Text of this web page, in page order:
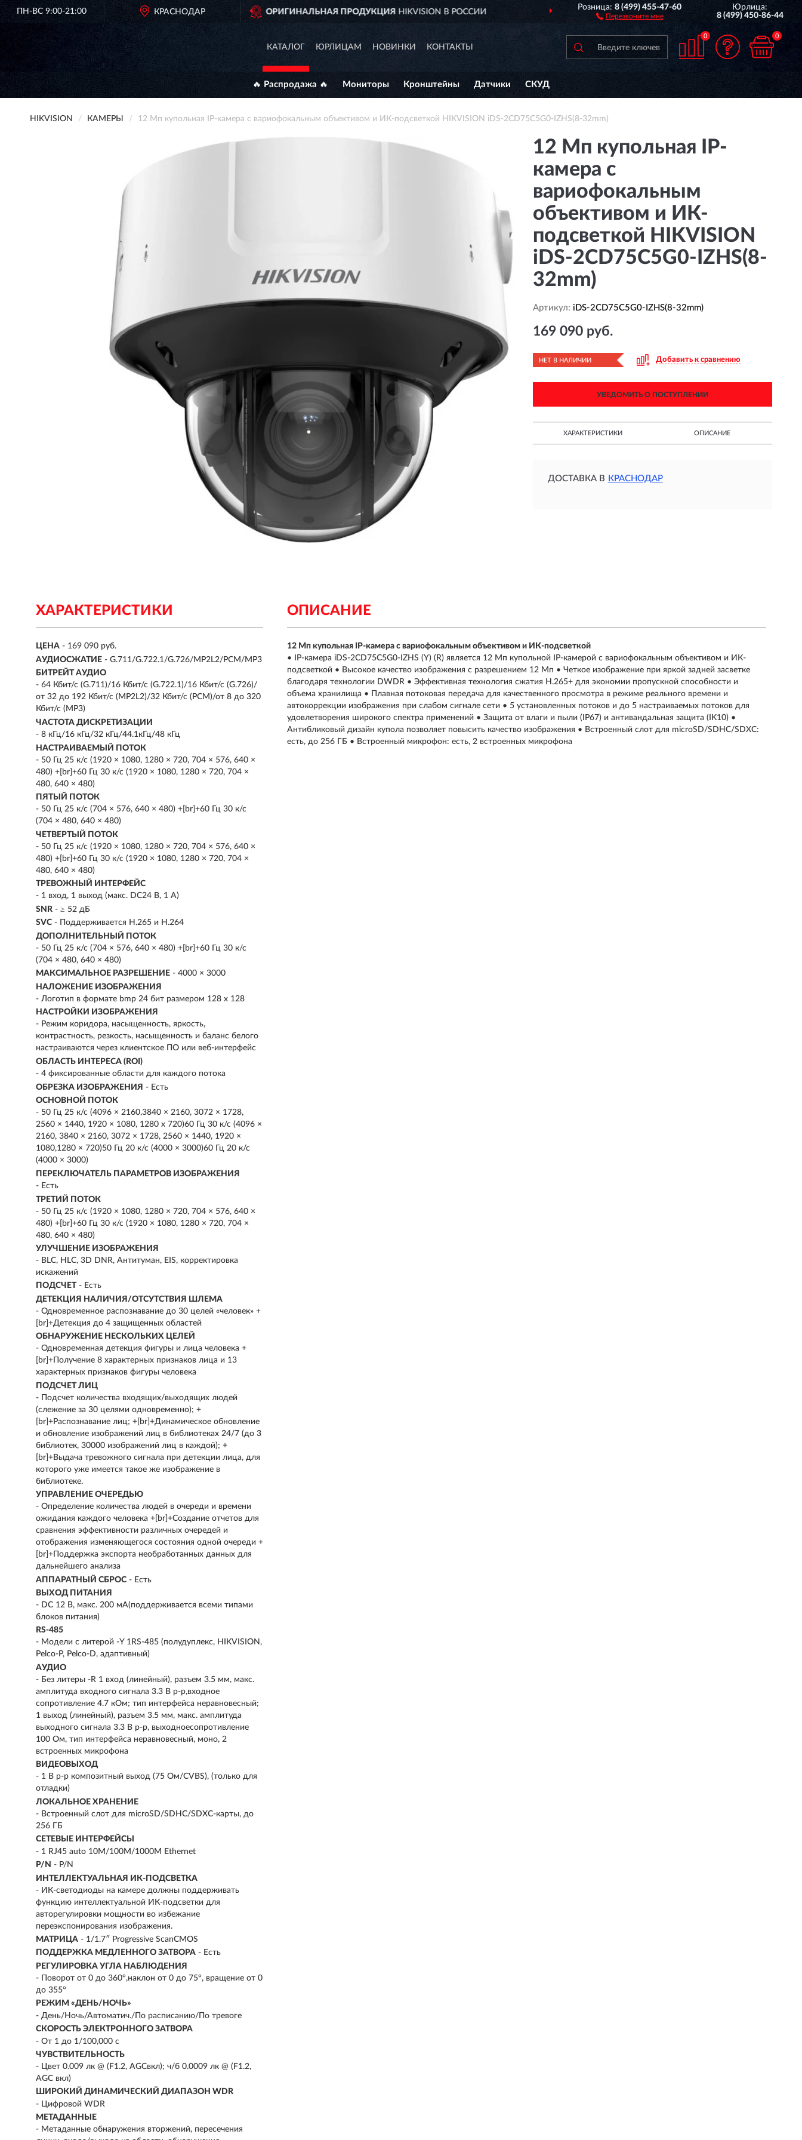
ПН-ВС 9:00-21:00 КРАСНОДАР
ОРИГИНАЛЬНАЯ ПРОДУКЦИЯ HIKVISION В РОССИИ ДОСТАВИМПО ВСЕЙ РОССИИ ПОЛНЫЙ
Розница:8 (499) 455-47-60
Перезвоните мне
Юрлица:
8 (499) 450-86-44
КАТАЛОГ ЮРЛИЦАМ НОВИНКИ КОНТАКТЫ
0 0
🔥 Распродажа 🔥 Мониторы Кронштейны Датчики СКУД
HIKVISION КАМЕРЫ 12 Мп купольная IP-камера с вариофокальным объективом и ИК-подсветкой HIKVISION iDS-2CD75C5G0-IZHS(8-32mm)
12 Мп купольная IP-
камера с
вариофокальным
объективом и ИК-
подсветкой HIKVISION
iDS-2CD75C5G0-IZHS(8-
32mm)
Артикул: iDS-2CD75C5G0-IZHS(8-32mm)
169 090 руб.
НЕТ В НАЛИЧИИ Добавить к сравнению
УВЕДОМИТЬ О ПОСТУПЛЕНИИ
ХАРАКТЕРИСТИКИ ОПИСАНИЕ
ДОСТАВКА В КРАСНОДАР
ХАРАКТЕРИСТИКИ
ЦЕНА - 169 090 руб.
АУДИОСЖАТИЕ - G.711/G.722.1/G.726/MP2L2/PCM/MP3
БИТРЕЙТ АУДИО
- 64 Кбит/с (G.711)/16 Кбит/с (G.722.1)/16 Кбит/с (G.726)/
от 32 до 192 Кбит/с (MP2L2)/32 Кбит/с (PCM)/от 8 до 320
Кбит/с (MP3)
ЧАСТОТА ДИСКРЕТИЗАЦИИ
- 8 кГц/16 кГц/32 кГц/44.1кГц/48 кГц
НАСТРАИВАЕМЫЙ ПОТОК
- 50 Гц 25 к/с (1920 × 1080, 1280 × 720, 704 × 576, 640 ×
480) +[br]+60 Гц 30 к/с (1920 × 1080, 1280 × 720, 704 ×
480, 640 × 480)
ПЯТЫЙ ПОТОК
- 50 Гц 25 к/с (704 × 576, 640 × 480) +[br]+60 Гц 30 к/с
(704 × 480, 640 × 480)
ЧЕТВЕРТЫЙ ПОТОК
- 50 Гц 25 к/с (1920 × 1080, 1280 × 720, 704 × 576, 640 ×
480) +[br]+60 Гц 30 к/с (1920 × 1080, 1280 × 720, 704 ×
480, 640 × 480)
ТРЕВОЖНЫЙ ИНТЕРФЕЙС
- 1 вход, 1 выход (макс. DC24 В, 1 A)
SNR - ≥ 52 дБ
SVC - Поддерживается H.265 и H.264
ДОПОЛНИТЕЛЬНЫЙ ПОТОК
- 50 Гц 25 к/с (704 × 576, 640 × 480) +[br]+60 Гц 30 к/с
(704 × 480, 640 × 480)
МАКСИМАЛЬНОЕ РАЗРЕШЕНИЕ - 4000 × 3000
НАЛОЖЕНИЕ ИЗОБРАЖЕНИЯ
- Логотип в формате bmp 24 бит размером 128 х 128
НАСТРОЙКИ ИЗОБРАЖЕНИЯ
- Режим коридора, насыщенность, яркость,
контрастность, резкость, насыщенность и баланс белого
настраиваются через клиентское ПО или веб-интерфейс
ОБЛАСТЬ ИНТЕРЕСА (ROI)
- 4 фиксированные области для каждого потока
ОБРЕЗКА ИЗОБРАЖЕНИЯ - Есть
ОСНОВНОЙ ПОТОК
- 50 Гц 25 к/с (4096 × 2160,3840 × 2160, 3072 × 1728,
2560 × 1440, 1920 × 1080, 1280 x 720)60 Гц 30 к/с (4096 ×
2160, 3840 × 2160, 3072 × 1728, 2560 × 1440, 1920 ×
1080,1280 × 720)50 Гц 20 к/с (4000 × 3000)60 Гц 20 к/с
(4000 × 3000)
ПЕРЕКЛЮЧАТЕЛЬ ПАРАМЕТРОВ ИЗОБРАЖЕНИЯ
- Есть
ТРЕТИЙ ПОТОК
- 50 Гц 25 к/с (1920 × 1080, 1280 × 720, 704 × 576, 640 ×
480) +[br]+60 Гц 30 к/с (1920 × 1080, 1280 × 720, 704 ×
480, 640 × 480)
УЛУЧШЕНИЕ ИЗОБРАЖЕНИЯ
- BLC, HLC, 3D DNR, Антитуман, EIS, корректировка
искажений
ПОДСЧЕТ - Есть
ДЕТЕКЦИЯ НАЛИЧИЯ/ОТСУТСТВИЯ ШЛЕМА
- Одновременное распознавание до 30 целей «человек» +
[br]+Детекция до 4 защищенных областей
ОБНАРУЖЕНИЕ НЕСКОЛЬКИХ ЦЕЛЕЙ
- Одновременная детекция фигуры и лица человека +
[br]+Получение 8 характерных признаков лица и 13
характерных признаков фигуры человека
ПОДСЧЕТ ЛИЦ
- Подсчет количества входящих/выходящих людей
(слежение за 30 целями одновременно); +
[br]+Распознавание лиц; +[br]+Динамическое обновление
и обновление изображений лиц в библиотеках 24/7 (до 3
библиотек, 30000 изображений лиц в каждой); +
[br]+Выдача тревожного сигнала при детекции лица, для
которого уже имеется такое же изображение в
библиотеке.
УПРАВЛЕНИЕ ОЧЕРЕДЬЮ
- Определение количества людей в очереди и времени
ожидания каждого человека +[br]+Создание отчетов для
сравнения эффективности различных очередей и
отображения изменяющегося состояния одной очереди +
[br]+Поддержка экспорта необработанных данных для
дальнейшего анализа
АППАРАТНЫЙ СБРОС - Есть
ВЫХОД ПИТАНИЯ
- DC 12 В, макс. 200 мA(поддерживается всеми типами
блоков питания)
RS-485
- Модели с литерой -Y 1RS-485 (полудуплекс, HIKVISION,
Pelco-P, Pelco-D, адаптивный)
АУДИО
- Без литеры -R 1 вход (линейный), разъем 3.5 мм, макс.
амплитуда входного сигнала 3.3 В p-p,входное
сопротивление 4.7 кОм; тип интерфейса неравновесный;
1 выход (линейный), разъем 3.5 мм, макс. амплитуда
выходного сигнала 3.3 В p-p, выходноесопротивление
100 Ом, тип интерфейса неравновесный, моно, 2
встроенных микрофона
ВИДЕОВЫХОД
- 1 В p-p композитный выход (75 Ом/CVBS), (только для
отладки)
ЛОКАЛЬНОЕ ХРАНЕНИЕ
- Встроенный слот для microSD/SDHC/SDXC-карты, до
256 ГБ
СЕТЕВЫЕ ИНТЕРФЕЙСЫ
- 1 RJ45 auto 10M/100M/1000M Ethernet
P/N - P/N
ИНТЕЛЛЕКТУАЛЬНАЯ ИК-ПОДСВЕТКА
- ИК-светодиоды на камере должны поддерживать
функцию интеллектуальной ИК-подсветки для
авторегулировки мощности во избежание
переэкспонирования изображения.
МАТРИЦА - 1/1.7″ Progressive ScanCMOS
ПОДДЕРЖКА МЕДЛЕННОГО ЗАТВОРА - Есть
РЕГУЛИРОВКА УГЛА НАБЛЮДЕНИЯ
- Поворот от 0 до 360°,наклон от 0 до 75°, вращение от 0
до 355°
РЕЖИМ «ДЕНЬ/НОЧЬ»
- День/Ночь/Автоматич./По расписанию/По тревоге
СКОРОСТЬ ЭЛЕКТРОННОГО ЗАТВОРА
- От 1 до 1/100,000 с
ЧУВСТВИТЕЛЬНОСТЬ
- Цвет 0.009 лк @ (F1.2, AGCвкл); ч/б 0.0009 лк @ (F1.2,
AGC вкл)
ШИРОКИЙ ДИНАМИЧЕСКИЙ ДИАПАЗОН WDR
- Цифровой WDR
МЕТАДАННЫЕ
- Метаданные обнаружения вторжений, пересечения
ОПИСАНИЕ
12 Мп купольная IP-камера с вариофокальным объективом и ИК-подсветкой
• IP-камера iDS-2CD75C5G0-IZHS (Y) (R) является 12 Мп купольной IP-камерой с вариофокальным объективом и ИК-
подсветкой • Высокое качество изображения с разрешением 12 Мп • Четкое изображение при яркой задней засветке
благодаря технологии DWDR • Эффективная технология сжатия H.265+ для экономии пропускной способности и
объема хранилища • Плавная потоковая передача для качественного просмотра в режиме реального времени и
автокоррекции изображения при слабом сигнале сети • 5 установленных потоков и до 5 настраиваемых потоков для
удовлетворения широкого спектра применений • Защита от влаги и пыли (IP67) и антивандальная защита (IK10) •
Антибликовый дизайн купола позволяет повысить качество изображения • Встроенный слот для microSD/SDHC/SDXC:
есть, до 256 ГБ • Встроенный микрофон: есть, 2 встроенных микрофона